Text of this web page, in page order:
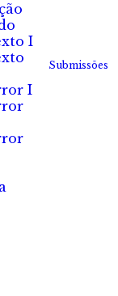
I
I
Submissões